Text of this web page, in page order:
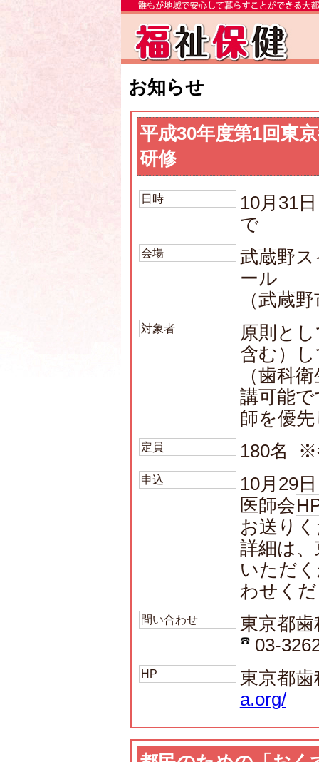
お知らせ
平成30年度第1回東
研修
日時
10月31
で
会場
武蔵野
ール
（武蔵
対象者
原則と
含む）
（歯科
講可能
師を優
定員 180名 ※
申込
10月29
医師会
お送り
詳細は
いただ
わせく
問い合わせ
東京都
03-
HP
東京都
a.org/